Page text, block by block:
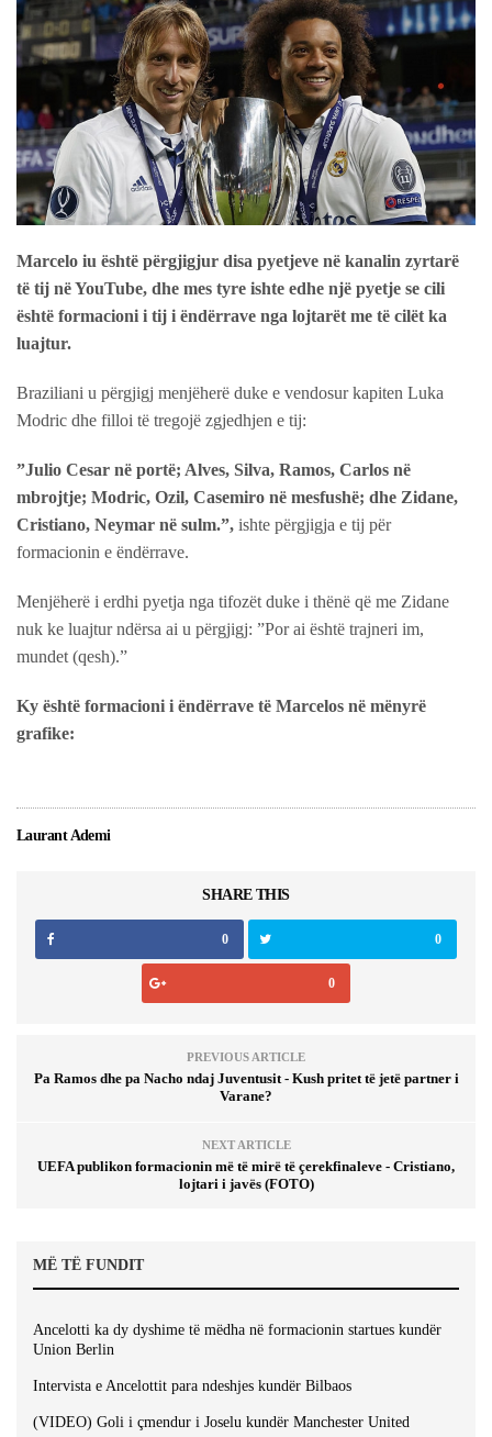
Marcelo iu është përgjigjur disa pyetjeve në kanalin zyrtarë
të tij në YouTube, dhe mes tyre ishte edhe një pyetje se cili
është formacioni i tij i ëndërrave nga lojtarët me të cilët ka
luajtur.
Braziliani u përgjigj menjëherë duke e vendosur kapiten Luka
Modric dhe filloi të tregojë zgjedhjen e tij:
”Julio Cesar në portë; Alves, Silva, Ramos, Carlos në
mbrojtje; Modric, Ozil, Casemiro në mesfushë; dhe Zidane,
Cristiano, Neymar në sulm.”, ishte përgjigja e tij për
formacionin e ëndërrave.
Menjëherë i erdhi pyetja nga tifozët duke i thënë që me Zidane
nuk ke luajtur ndërsa ai u përgjigj: ”Por ai është trajneri im,
mundet (qesh).”
Ky është formacioni i ëndërrave të Marcelos në mënyrë
grafike:
Laurant Ademi
SHARE THIS
0 0
0
PREVIOUS ARTICLE
Pa Ramos dhe pa Nacho ndaj Juventusit - Kush pritet të jetë partner i
Varane?
NEXT ARTICLE
UEFA publikon formacionin më të mirë të çerekfinaleve - Cristiano,
lojtari i javës (FOTO)
MË TË FUNDIT
Ancelotti ka dy dyshime të mëdha në formacionin startues kundër
Union Berlin
Intervista e Ancelottit para ndeshjes kundër Bilbaos
(VIDEO) Goli i çmendur i Joselu kundër Manchester United